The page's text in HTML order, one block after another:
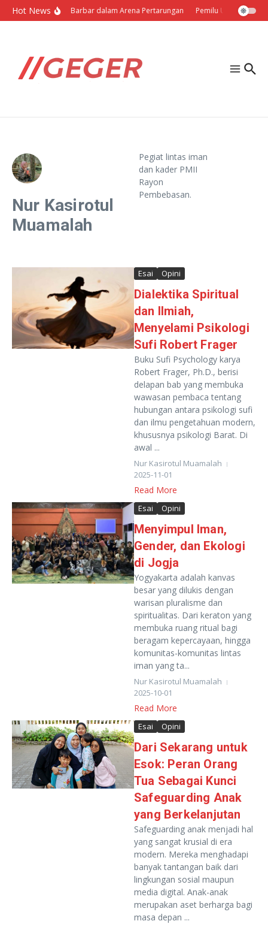
Lewati ke konten
Hot NewsPolitik Barbar dalam Arena Pertarungan Pemilu Ukraina:
Nur Kasirotul
Muamalah
Pegiat lintas iman
dan kader PMII
Rayon
Pembebasan.
Esai Opini
Dialektika Spiritual
dan Ilmiah,
Menyelami Psikologi
Sufi Robert Frager
Buku Sufi Psychology karya
Robert Frager, Ph.D., berisi
delapan bab yang membuka
wawasan pembaca tentang
hubungan antara psikologi sufi
dan ilmu pengetahuan modern,
khususnya psikologi Barat. Di
awal ...
Nur Kasirotul Muamalah
2025-11-01
Read More
Esai Opini
Menyimpul Iman,
Gender, dan Ekologi
di Jogja
Yogyakarta adalah kanvas
besar yang dilukis dengan
warisan pluralisme dan
spiritualitas. Dari keraton yang
membuka ruang ritual bagi
beragam kepercayaan, hingga
komunitas-komunitas lintas
iman yang ta...
Nur Kasirotul Muamalah
2025-10-01
Read More
Esai Opini
Dari Sekarang untuk
Esok: Peran Orang
Tua Sebagai Kunci
Safeguarding Anak
yang Berkelanjutan
Safeguarding anak menjadi hal
yang sangat krusial di era
modern. Mereka menghadapi
banyak tantangan baik dari
lingkungan sosial maupun
media digital. Anak-anak
merupakan aset berharga bagi
masa depan ...